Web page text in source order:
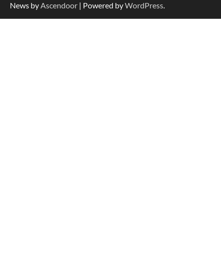
News byAscendoor | Powered byWordPress.